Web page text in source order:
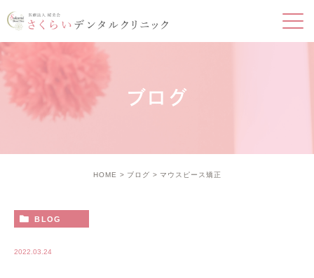
ブログ
HOME ブログ マウスピース矯正
BLOG
2022.03.24